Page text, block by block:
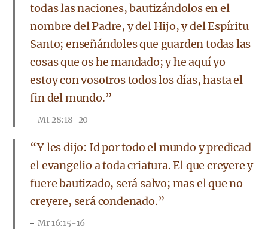
todas las naciones, bautizándolos en el
nombre del Padre, y del Hijo, y del Espíritu
Santo; enseñándoles que guarden todas las
cosas que os he mandado; y he aquí yo
estoy con vosotros todos los días, hasta el
fin del mundo.”
Mt 28:18-20
“Y les dijo: Id por todo el mundo y predicad
el evangelio a toda criatura. El que creyere y
fuere bautizado, será salvo; mas el que no
creyere, será condenado.”
Mr 16:15-16